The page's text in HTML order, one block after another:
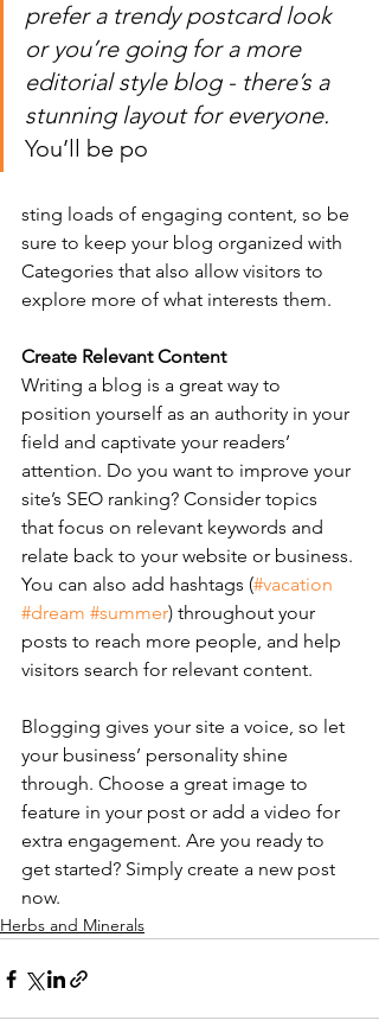
prefer a trendy postcard look
or you’re going for a more
editorial style blog - there’s a
stunning layout for everyone.
You’ll be po
sting loads of engaging content, so be
sure to keep your blog organized with
Categories that also allow visitors to
explore more of what interests them.
Create Relevant Content
Writing a blog is a great way to
position yourself as an authority in your
field and captivate your readers’
attention. Do you want to improve your
site’s SEO ranking? Consider topics
that focus on relevant keywords and
relate back to your website or business.
You can also add hashtags (#vacation
#dream #summer) throughout your
posts to reach more people, and help
visitors search for relevant content.
Blogging gives your site a voice, so let
your business’ personality shine
through. Choose a great image to
feature in your post or add a video for
extra engagement. Are you ready to
get started? Simply create a new post
now.
Herbs and Minerals